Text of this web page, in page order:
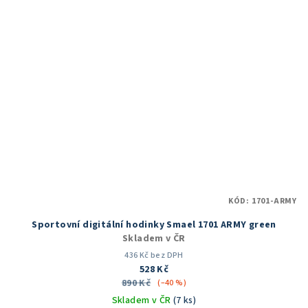
Sportovní digitální hodinky Smael 1701 ARMY green
Skladem v ČR
436 Kč bez DPH
528 Kč
890 Kč (–40 %)
Skladem v ČR (7 ks)
KÓD: 1701-ARMY